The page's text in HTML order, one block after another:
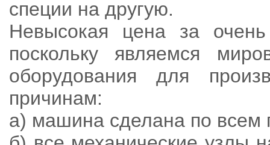
специи на другую.
Невысокая цена за
поскольку являемся
оборудования для
причинам:
а) машина сделана по